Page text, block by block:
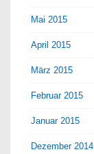
Mai 2015
April 2015
März 2015
Februar 2015
Januar 2015
Dezember 2014